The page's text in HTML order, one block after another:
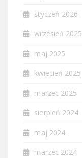
styczeń 2026
wrzesień 2025
maj 2025
kwiecień 2025
marzec 2025
sierpień 2024
maj 2024
marzec 2024